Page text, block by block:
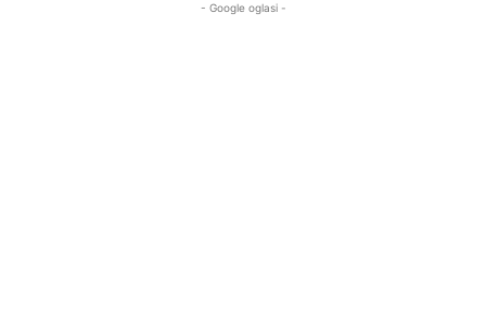
- Google oglasi -